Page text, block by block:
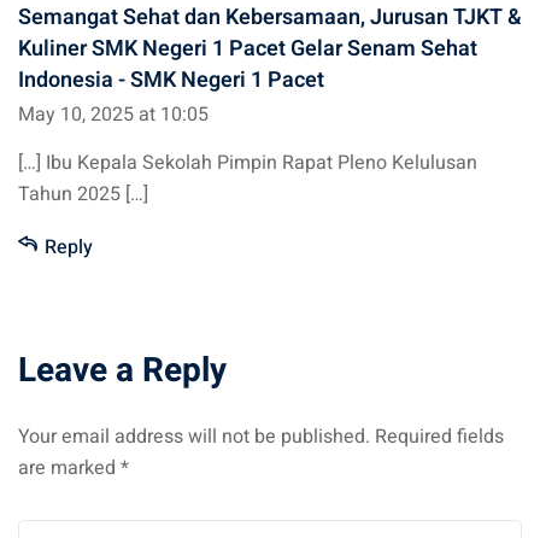
Semangat Sehat dan Kebersamaan, Jurusan TJKT &
Kuliner SMK Negeri 1 Pacet Gelar Senam Sehat
Indonesia - SMK Negeri 1 Pacet
May 10, 2025 at 10:05
[…] Ibu Kepala Sekolah Pimpin Rapat Pleno Kelulusan
Tahun 2025 […]
Reply
Leave a Reply
Your email address will not be published. Required fields
are marked *